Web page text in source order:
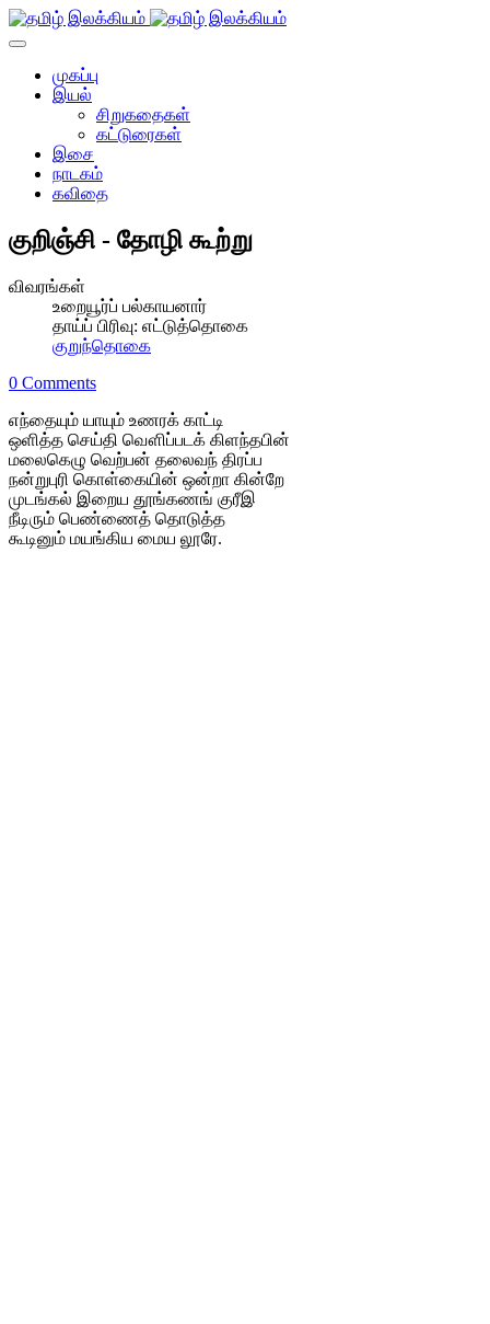
முகப்பு
இயல்
சிறுகதைகள்
கட்டுரைகள்
இசை
நாடகம்
கவிதை
குறிஞ்சி - தோழி கூற்று
விவரங்கள்
உறையூர்ப் பல்காயனார்
தாய்ப் பிரிவு: எட்டுத்தொகை
குறுந்தொகை
0 Comments
எந்தையும் யாயும் உணரக் காட்டி
ஒளித்த செய்தி வௌிப்படக் கிளந்தபின்
மலைகெழு வெற்பன் தலைவந் திரப்ப
நன்றுபுரி கொள்கையின் ஒன்றா கின்றே
முடங்கல் இறைய தூங்கணங் குரீஇ
நீடிரும் பெண்ணைத் தொடுத்த
கூடினும் மயங்கிய மைய லூரே.